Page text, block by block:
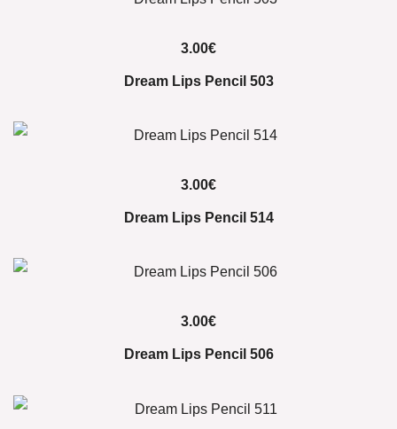
3.00€
Dream Lips Pencil 503
3.00€
Dream Lips Pencil 514
3.00€
Dream Lips Pencil 506